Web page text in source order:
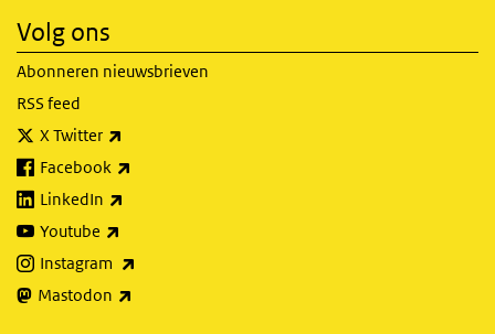
Volg ons
Abonneren nieuwsbrieven
RSS feed
X Twitter
Facebook
LinkedIn
Youtube
Instagram
Mastodon